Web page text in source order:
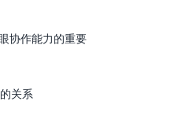
协作能力的重要
关系